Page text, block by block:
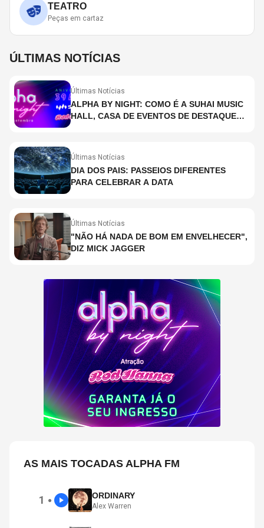
TEATRO
Peças em cartaz
ÚLTIMAS NOTÍCIAS
Últimas Notícias
ALPHA BY NIGHT: COMO É A SUHAI MUSIC
HALL, CASA DE EVENTOS DE DESTAQUE
Últimas Notícias
DIA DOS PAIS: PASSEIOS DIFERENTES
PARA CELEBRAR A DATA
Últimas Notícias
"NÃO HÁ NADA DE BOM EM ENVELHECER",
DIZ MICK JAGGER
AS MAIS TOCADAS ALPHA FM
1 ● ORDINARY
Alex Warren